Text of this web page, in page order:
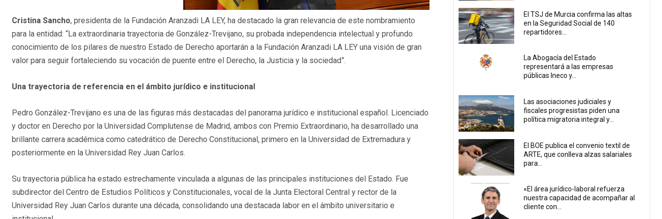
Cristina Sancho, presidenta de la Fundación Aranzadi LA LEY, ha destacado la gran relevancia de este nombramiento
para la entidad: “La extraordinaria trayectoria de González-Trevijano, su probada independencia intelectual y profundo
conocimiento de los pilares de nuestro Estado de Derecho aportarán a la Fundación Aranzadi LA LEY una visión de gran
valor para seguir fortaleciendo su vocación de puente entre el Derecho, la Justicia y la sociedad”.
Una trayectoria de referencia en el ámbito jurídico e institucional
Pedro González-Trevijano es una de las figuras más destacadas del panorama jurídico e institucional español. Licenciado
y doctor en Derecho por la Universidad Complutense de Madrid, ambos con Premio Extraordinario, ha desarrollado una
brillante carrera académica como catedrático de Derecho Constitucional, primero en la Universidad de Extremadura y
posteriormente en la Universidad Rey Juan Carlos.
Su trayectoria pública ha estado estrechamente vinculada a algunas de las principales instituciones del Estado. Fue
subdirector del Centro de Estudios Políticos y Constitucionales, vocal de la Junta Electoral Central y rector de la
Universidad Rey Juan Carlos durante una década, consolidando una destacada labor en el ámbito universitario e
El TSJ de Murcia confirma las altas
en la Seguridad Social de 140
repartidores...
La Abogacía del Estado
representará a las empresas
públicas Ineco y...
Las asociaciones judiciales y
fiscales progresistas piden una
política migratoria integral y...
El BOE publica el convenio textil de
ARTE, que conlleva alzas salariales
para...
«El área jurídico-laboral refuerza
nuestra capacidad de acompañar al
cliente con...